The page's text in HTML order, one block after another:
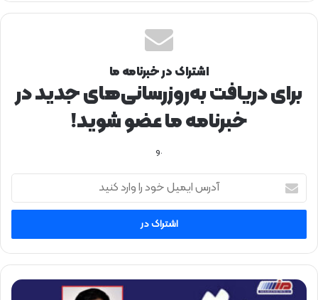
اشتراک در خبرنامه ما
برای دریافت به‌روزرسانی‌های جدید در
خبرنامه ما عضو شوید!
.و
آ
ر
ا
ی
م
یا